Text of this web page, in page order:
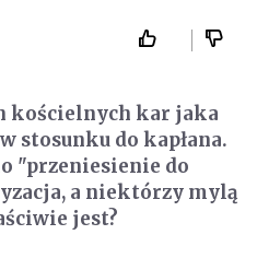
kościelnych kar jaka
stosunku do kapłana.
"przeniesienie do
a niektórzy mylą
jest?